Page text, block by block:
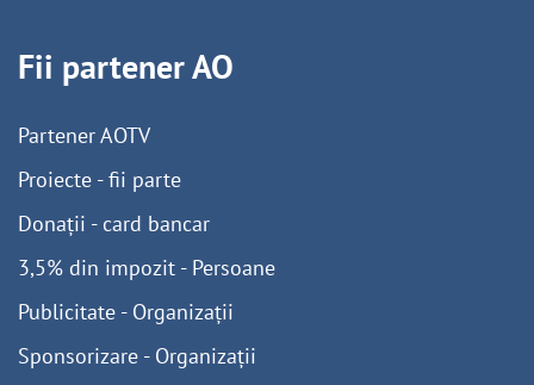
Fii partener AO
Partener AOTV
Proiecte - fii parte
Donații - card bancar
3,5% din impozit - Persoane
Publicitate - Organizații
Sponsorizare - Organizații